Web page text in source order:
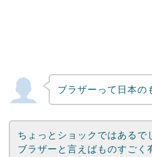
ブラザーって日本の
ちょっとショックではあるで
ブラザーと言えばものすごく